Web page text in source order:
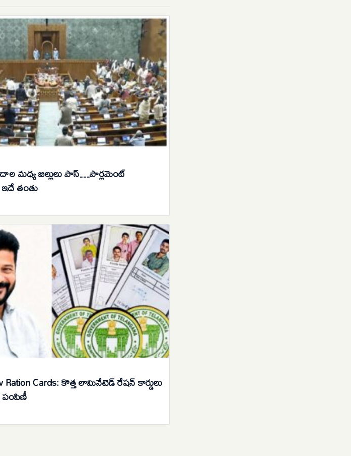
మధ్య బిల్లులు పాస్…పార్లమెంట్
తంతు
Ration Cards: కొత్త లామినేటెడ్ రేషన్ కార్డులు
పంపిణీ